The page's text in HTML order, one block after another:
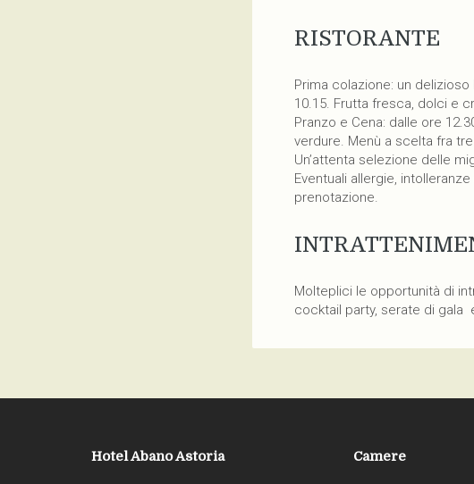
RISTORANTE
Prima colazione: un
10.15. Frutta fresca, dolci e
Pranzo e Cena: dalle ore
verdure. Menù a scelta fra
Un’attenta selezione delle
Eventuali allergie,
prenotazione.
Molteplici le opportunità di
cocktail party, serate di gala
Hotel Abano Astoria Camere